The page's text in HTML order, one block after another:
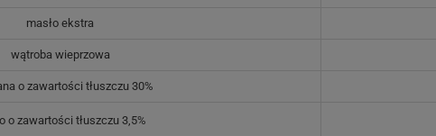
masło ekstra
wątroba wieprzowa
o zawartości tłuszczu 30%
o zawartości tłuszczu 3,5%